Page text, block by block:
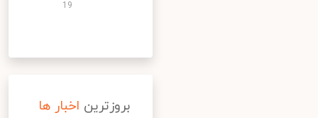
19
بروزترین اخبار ها